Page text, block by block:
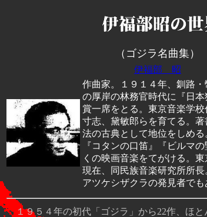
（ゴジラ名曲集）
伊福部 昭
作曲家。１９１４年、釧路
の厚岸の林務官時代に『日
賞一席をとる。東京音楽学
寸志、黛敏郎らを育てる。
法の古典として地位をしめ
『コタンの口笛』『ビルマ
くの映画音楽をてがける。
現在、同民族音楽研究所所長
アツケシザクラの発見者でも
１９５４年の初代「ゴジラ」から22作、ほと